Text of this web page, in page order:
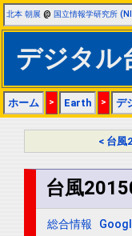
北本 朝展 @ 国立情報学研究所
デジタル
ホーム > Earth > デ
< 台風
台風
総合情報